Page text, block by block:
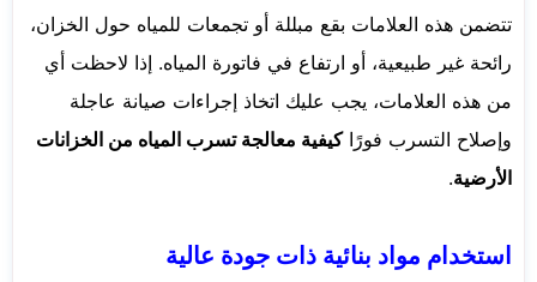
تتضمن هذه العلامات بقع مبللة أو تجمعات للمياه حول الخزان،
رائحة غير طبيعية، أو ارتفاع في فاتورة المياه. إذا لاحظت أي
من هذه العلامات، يجب عليك اتخاذ إجراءات صيانة عاجلة
وإصلاح التسرب فورًاكيفية معالجة تسرب المياه من الخزانات
الأرضية.
استخدام مواد بنائية ذات جودة عالية